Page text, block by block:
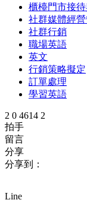
櫃檯門市接
社群媒體經
社群行銷
職場英語
英文
行銷策略擬定
訂單處理
學習英語
2 0 4614 2
拍手
留言
分享
分享到：
Line